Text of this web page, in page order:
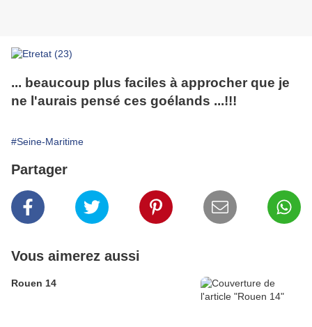
... beaucoup plus faciles à approcher que je
ne l'aurais pensé ces goélands ...!!!
#Seine-Maritime
Partager
Vous aimerez aussi
Rouen 14